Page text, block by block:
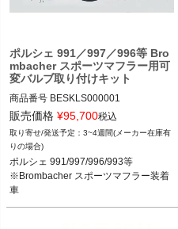
ポルシェ 991／997／996等 Bro
mbacher スポーツマフラー用可
変バルブ取り付けキット
商品番号 BESKLS000001
BESKLS000001
12FVD：BES KLS 000 001
ポルシェ 991/997/996/993等
※Brombacher スポーツマフラー装着
車
販売価格 ¥95,700税込
3~4週間(メーカー在庫有
りの場合)
ポルシェ 991/997/996/993等
※Brombacher スポーツマフラー装着
車